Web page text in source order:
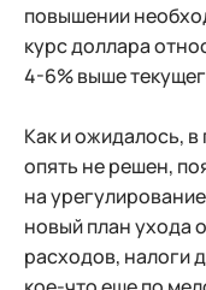
повышении
курс доллара
4-6% выше
Как и ожидалось,
опять не решен,
на
новый план ухода
расходов, налоги